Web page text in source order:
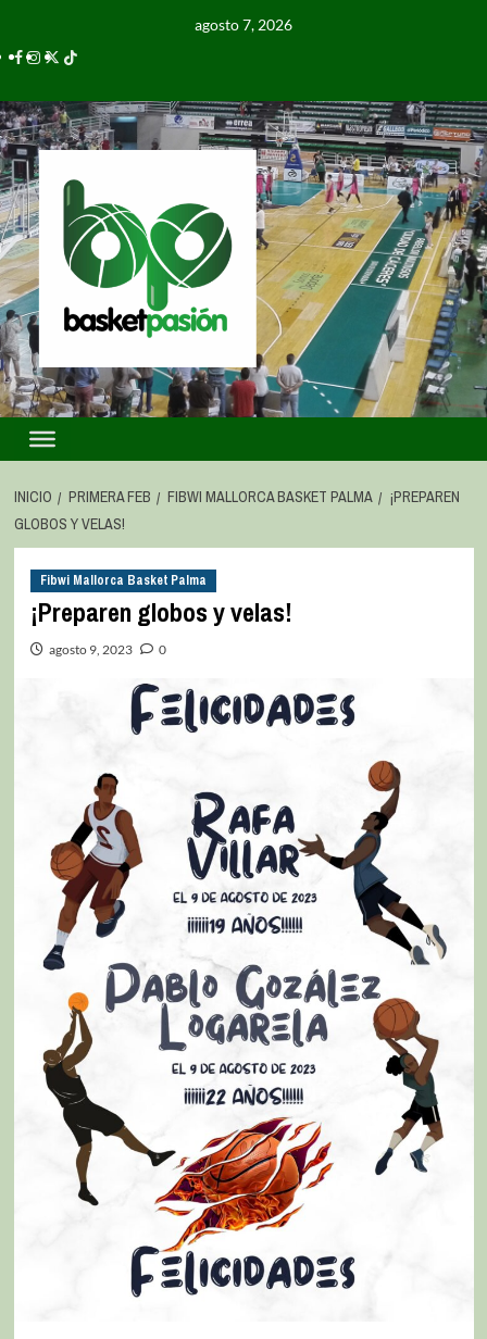
agosto 7, 2026
INICIO PRIMERA FEB FIBWI MALLORCA BASKET PALMA
¡PREPAREN
GLOBOS Y VELAS!
Fibwi Mallorca Basket Palma
¡Preparen globos y velas!
agosto 9, 2023 0